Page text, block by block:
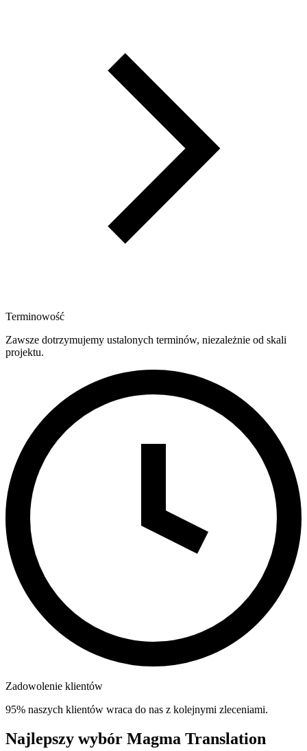
Terminowość
Zawsze dotrzymujemy ustalonych terminów, niezależnie od skali
projektu.
Zadowolenie klientów
95% naszych klientów wraca do nas z kolejnymi zleceniami.
Najlepszy wybór Magma Translation